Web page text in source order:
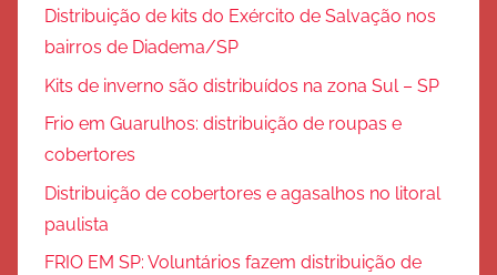
Distribuição de kits do Exército de Salvação nos
bairros de Diadema/SP
Kits de inverno são distribuídos na zona Sul – SP
Frio em Guarulhos: distribuição de roupas e
cobertores
Distribuição de cobertores e agasalhos no litoral
paulista
FRIO EM SP: Voluntários fazem distribuição de